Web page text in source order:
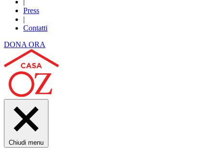
|
Press
|
Contatti
DONA ORA
Chiudi menu